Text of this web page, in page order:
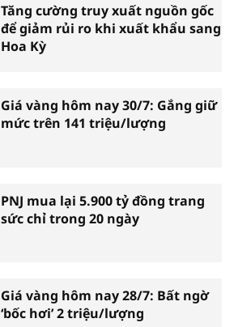
Tăng cường truy xuất nguồn gốc
để giảm rủi ro khi xuất khẩu sang
Hoa Kỳ
Giá vàng hôm nay 30/7: Gắng giữ
mức trên 141 triệu/lượng
PNJ mua lại 5.900 tỷ đồng trang
sức chỉ trong 20 ngày
Giá vàng hôm nay 28/7: Bất ngờ
‘bốc hơi’ 2 triệu/lượng